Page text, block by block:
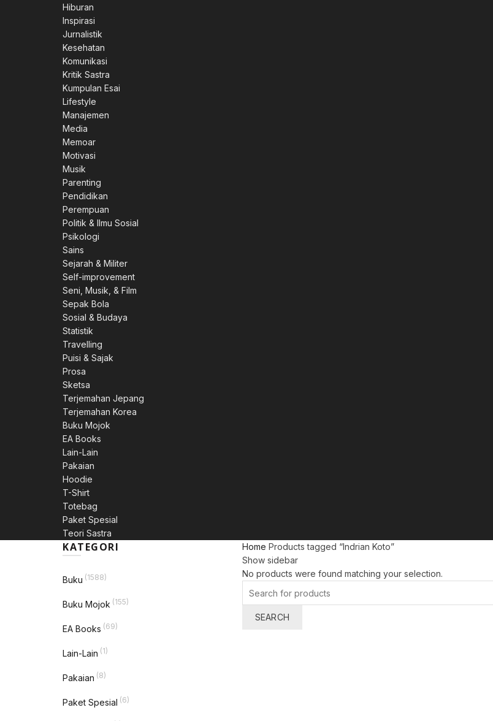
Hiburan
Inspirasi
Jurnalistik
Kesehatan
Komunikasi
Kritik Sastra
Kumpulan Esai
Lifestyle
Manajemen
Media
Memoar
Motivasi
Musik
Parenting
Pendidikan
Perempuan
Politik & Ilmu Sosial
Psikologi
Sains
Sejarah & Militer
Self-improvement
Seni, Musik, & Film
Sepak Bola
Sosial & Budaya
Statistik
Travelling
Puisi & Sajak
Prosa
Sketsa
Terjemahan Jepang
Terjemahan Korea
Buku Mojok
EA Books
Lain-Lain
Pakaian
Hoodie
T-Shirt
Totebag
Paket Spesial
Teori Sastra
Home Products tagged “Indrian Koto”
Show sidebar
No products were found matching your selection.
for:
SEARCH
KATEGORI
Buku (1588)
Buku Mojok (155)
EA Books (69)
Lain-Lain (1)
Pakaian (8)
Paket Spesial (6)